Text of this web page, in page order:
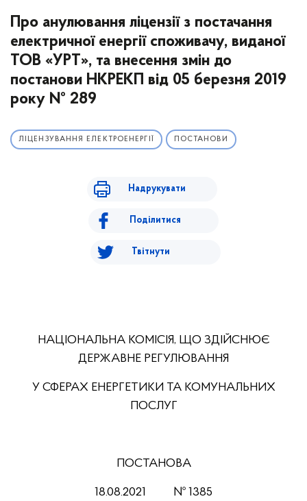
Про анулювання ліцензії з постачання
електричної енергії споживачу, виданої
ТОВ «УРТ», та внесення змін до
постанови НКРЕКП від 05 березня 2019
року № 289
ЛІЦЕНЗУВАННЯ ЕЛЕКТРОЕНЕРГІЇ ПОСТАНОВИ
Надрукувати
Поділитися
Твітнути
НАЦІОНАЛЬНА КОМІСІЯ, ЩО ЗДІЙСНЮЄ
ДЕРЖАВНЕ РЕГУЛЮВАННЯ
У СФЕРАХ ЕНЕРГЕТИКИ ТА КОМУНАЛЬНИХ
ПОСЛУГ
ПОСТАНОВА
18.08.2021 № 1385